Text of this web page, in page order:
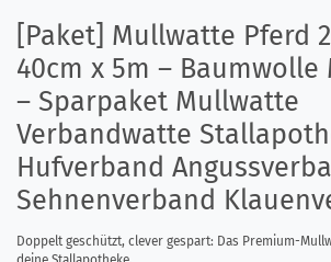
[Paket] Mullwatte Pferd
40cm x 5m – Baumwolle
– Sparpaket Mullwatte
Verbandwatte
Hufverband
Sehnenverband
Doppelt geschützt, clever gespart: Das Premium-